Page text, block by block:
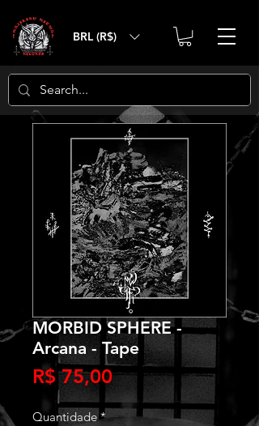
BRL (R$)
MORBID SPHERE -
Arcana - Tape
R$ 75,00Preço
Quantidade *